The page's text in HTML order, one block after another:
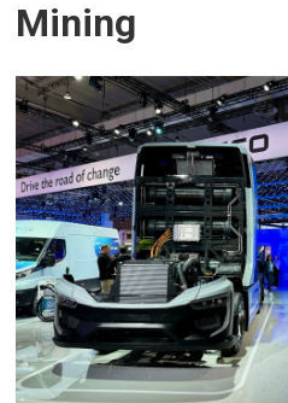
Mining